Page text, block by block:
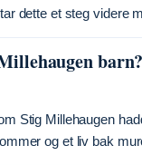
dette et steg videre
Stig Millehaugen
og et liv bak